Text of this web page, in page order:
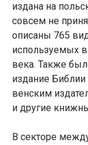
издана на
совсем не
описаны 765
используемых
века. Также
издание
венским
и другие
В секторе